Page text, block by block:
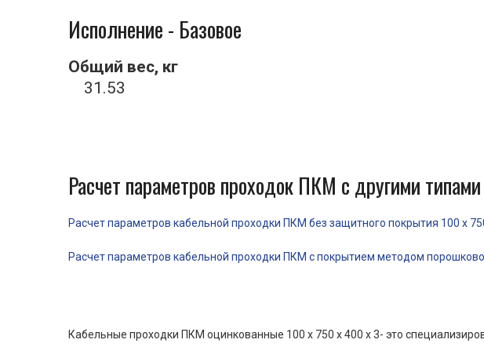
Исполнение - Базовое
Общий вес, кг
31.53
Расчет параметров проходок ПКМ с другими
Расчет параметров кабельной проходки ПКМ без защитного покрытия 100 x
Расчет параметров кабельной проходки ПКМ с покрытием методом
Кабельные проходки ПКМ оцинкованные 100 x 750 x 400 x 3- это